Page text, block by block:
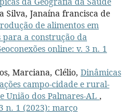
Silva, Janaína francisca de
de alimentos em
para a construção da
online: v. 3 n. 1
Marciana, Clélio, Dinâmicas
campo-cidade e rural-
dos Palmares-AL ,
n. 1 (2023): março